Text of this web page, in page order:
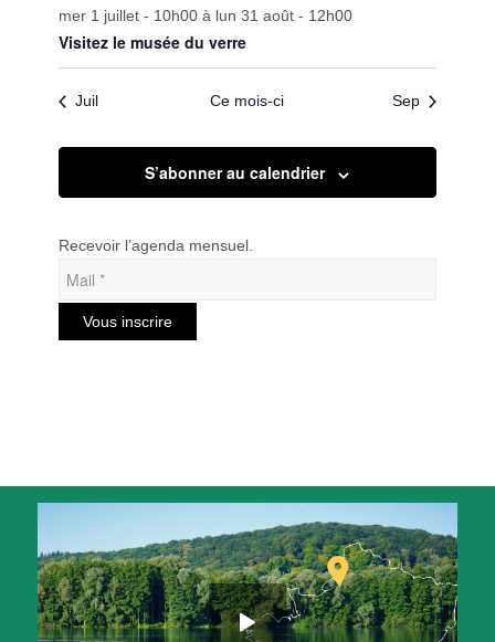
mer 1 juillet - 10h00 à lun 31 août - 12h00
Visitez le musée du verre
Juil Ce mois-ci Sep
S’abonner au calendrier
Recevoir l’agenda mensuel.